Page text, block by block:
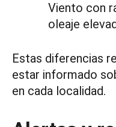
Viento con
oleaje
Estas diferencias
estar informado
en cada localidad.